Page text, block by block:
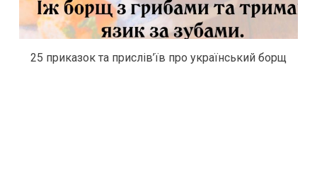
25 приказок та прислів’їв про український борщ